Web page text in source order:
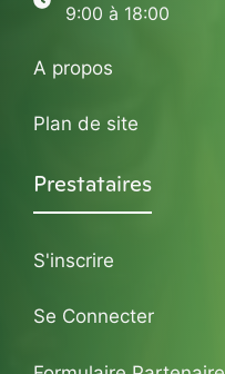
9:00 à 18:00
A propos
Plan de site
Prestataires
S'inscrire
Se Connecter